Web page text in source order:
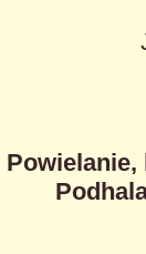
Powielanie,